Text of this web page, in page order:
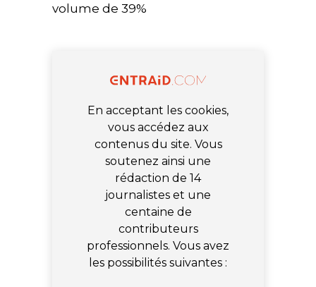
volume de 39%
En acceptant les cookies,
vous accédez aux
contenus du site. Vous
soutenez ainsi une
rédaction de 14
journalistes et une
centaine de
contributeurs
professionnels. Vous avez
les possibilités suivantes :